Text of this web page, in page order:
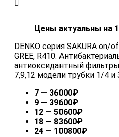
Цены актуальны на
DENKO серия SAKURA
GREE, R410.
антиоксидантный
7,9,12 модели трубки 1/4 и
7 — 36000₽
9 — 39600₽
12 — 50600₽
18 — 83600₽
24 — 100800₽